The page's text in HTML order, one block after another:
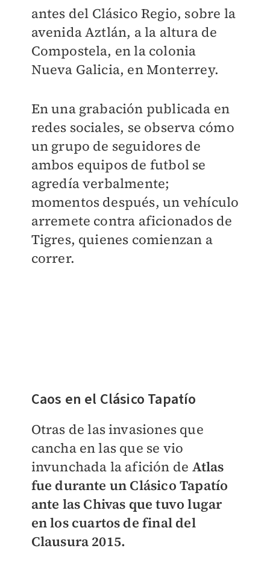
antes del Clásico Regio, sobre la
avenida Aztlán, a la altura de
Compostela, en la colonia
Nueva Galicia, en Monterrey.
En una grabación publicada en
redes sociales, se observa cómo
un grupo de seguidores de
ambos equipos de futbol se
agredía verbalmente;
momentos después, un vehículo
arremete contra aficionados de
Tigres, quienes comienzan a
correr.
Caos en el Clásico Tapatío
Otras de las invasiones que
cancha en las que se vio
invunchada la afición de Atlas
fue durante un Clásico Tapatío
ante las Chivas que tuvo lugar
en los cuartos de final del
Clausura 2015.